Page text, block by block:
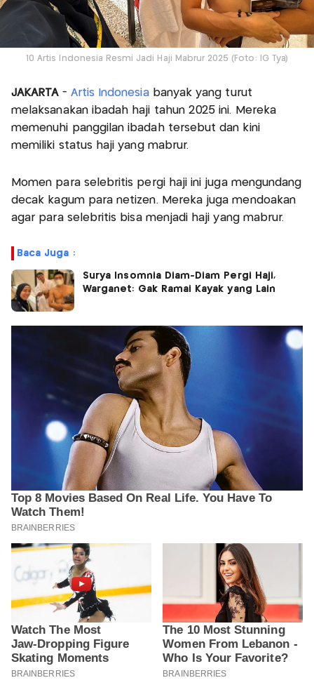
10 Artis Indonesia Resmi Jadi Haji Mabrur 2025 (Foto: IG Tya)
JAKARTA- Artis Indonesiabanyak yang turut
melaksanakan ibadah haji tahun 2025 ini. Mereka
memenuhi panggilan ibadah tersebut dan kini
memiliki status haji yang mabrur.
Momen para selebritis pergi haji ini juga mengundang
decak kagum para netizen. Mereka juga mendoakan
agar para selebritis bisa menjadi haji yang mabrur.
Baca Juga :
Surya Insomnia Diam-Diam Pergi Haji,
Warganet: Gak Ramai Kayak yang Lain